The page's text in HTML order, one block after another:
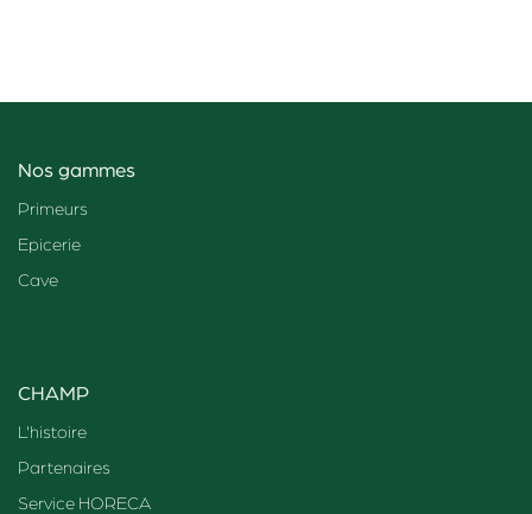
Nos gammes
Primeurs
Epicerie
Cave
CHAMP
L'histoire
Partenaires
Service HORECA